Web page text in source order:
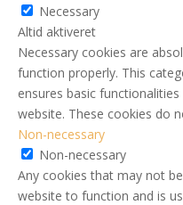
Necessary
Altid aktiveret
Necessary cookies are
function properly. This
ensures basic
website. These cookies do
Non-necessary
Non-necessary
Any cookies that may not
website to function and is